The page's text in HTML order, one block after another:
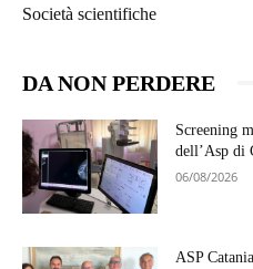
Società scientifiche
DA NON PERDERE
Screening
dell’Asp di
06/08/2026
ASP